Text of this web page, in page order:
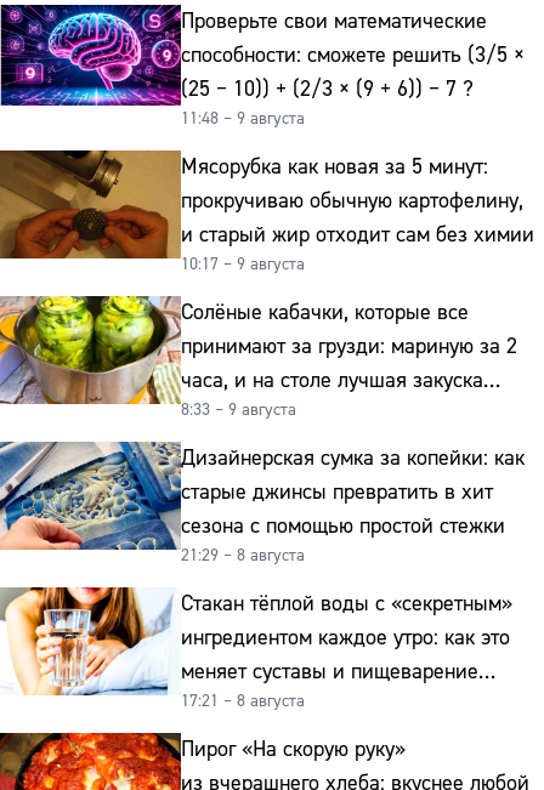
Проверьте свои математические
способности: сможете решить (3/5 ×
(25 − 10)) + (2/3 × (9 + 6)) − 7 ?
11:48 – 9 августа
Мясорубка как новая за 5 минут:
прокручиваю обычную картофелину,
и старый жир отходит сам без химии
10:17 – 9 августа
Солёные кабачки, которые все
принимают за грузди: мариную за 2
часа, и на столе лучшая закуска
к картошке
8:33 – 9 августа
Дизайнерская сумка за копейки: как
старые джинсы превратить в хит
сезона с помощью простой стежки
21:29 – 8 августа
Стакан тёплой воды с «секретным»
ингредиентом каждое утро: как это
меняет суставы и пищеварение
после 50
17:21 – 8 августа
Пирог «На скорую руку»
из вчерашнего хлеба: вкуснее любой